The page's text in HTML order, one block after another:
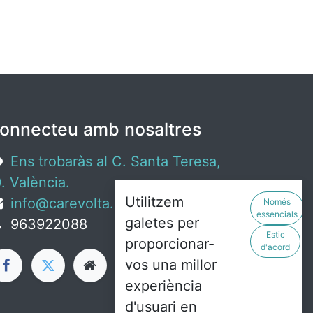
amb nosaltres
Ens trobaràs al C. Santa Teresa,
València.
info@carevolta.org
963922088
Utilitzem
galetes per
proporcionar-
vos una millor
experiència
d'usuari en
Només
essencials
Estic
d'acord